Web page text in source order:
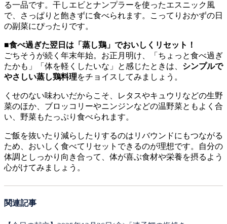
る一品です。干しエビとナンプラーを使ったエスニック風
で、さっぱりと飽きずに食べられます。こってりおかずの日
の副菜にぴったりです。
■食べ過ぎた翌日は「蒸し鶏」でおいしくリセット！
ごちそうが続く年末年始。お正月明け、「ちょっと食べ過ぎ
たかも」「体を軽くしたいな」と感じたときは、 シンプルで
やさしい蒸し鶏料理をチョイスしてみましょう。
くせのない味わいだからこそ、レタスやキュウリなどの生野
菜のほか、ブロッコリーやニンジンなどの温野菜ともよく合
い、野菜もたっぷり食べられます。
ご飯を抜いたり減らしたりするのはリバウンドにもつながる
ため、おいしく食べてリセットできるのが理想です。自分の
体調としっかり向き合って、体が喜ぶ食材や栄養を摂るよう
心がけてみましょう。
関連記事